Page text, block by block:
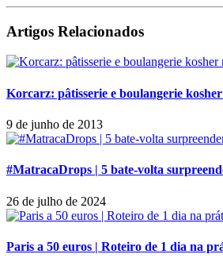
Artigos Relacionados
Korcarz: pâtisserie e boulangerie
9 de junho de 2013
#MatracaDrops | 5 bate-volta
26 de julho de 2024
Paris a 50 euros | Roteiro de 1 dia na